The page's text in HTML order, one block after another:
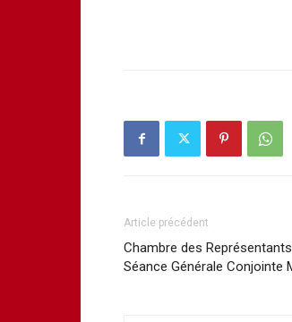
Article précédent
Chambre des
Séance Générale Conjointe